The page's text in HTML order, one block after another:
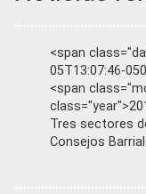
<span
05T13:07:46-
<span
Tres sectores
Consejos